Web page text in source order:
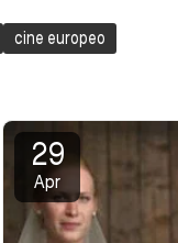
cine europeo
29
Apr